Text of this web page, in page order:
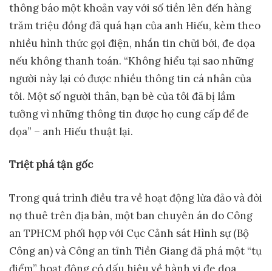
thông báo một khoản vay với số tiền lên đến hàng
trăm triệu đồng đã quá hạn của anh Hiếu, kèm theo
nhiều hình thức gọi điện, nhắn tin chửi bới, đe dọa
nếu không thanh toán. “Không hiểu tại sao những
người này lại có được nhiều thông tin cá nhân của
tôi. Một số người thân, bạn bè của tôi đã bị lầm
tưởng vì những thông tin được họ cung cấp để đe
dọa” – anh Hiếu thuật lại.
Triệt phá tận gốc
Trong quá trình điều tra về hoạt động lừa đảo và đòi
nợ thuê trên địa bàn, một ban chuyên án do Công
an TPHCM phối hợp với Cục Cảnh sát Hình sự (Bộ
Công an) và Công an tỉnh Tiền Giang đã phá một “tụ